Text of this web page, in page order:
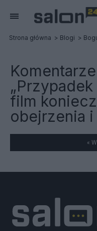
Strona główna Blogi
film
obejrzenia i
«